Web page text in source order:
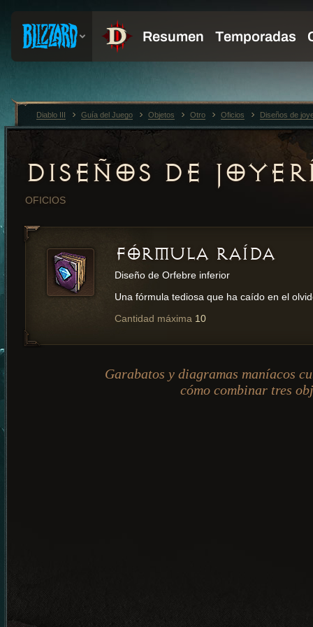
DISEÑOS DE
OFICIOS
FÓRMULA RAÍDA
Diseño de Orfebre inferior
Una fórmula tediosa que ha caído en el
Cantidad máxima 10
Garabatos y diagramas maníacos
cómo combinar tres
Diablo III Guía del Juego Objetos Otro Oficios Diseños de